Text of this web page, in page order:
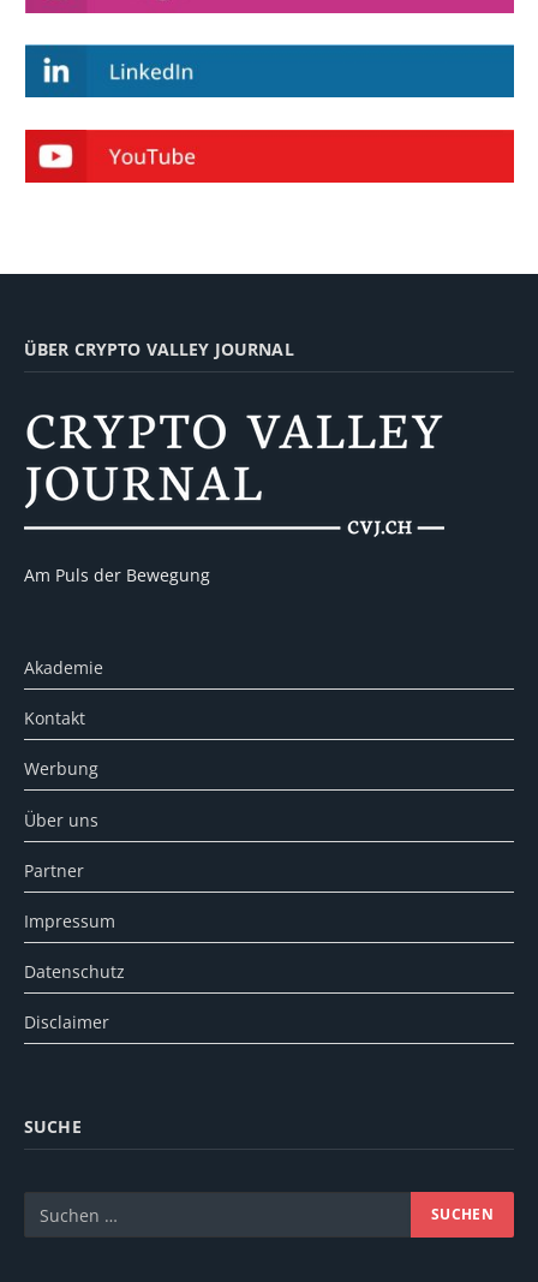
ÜBER CRYPTO VALLEY JOURNAL
Am Puls der Bewegung
Akademie
Kontakt
Werbung
Über uns
Partner
Impressum
Datenschutz
Disclaimer
SUCHE